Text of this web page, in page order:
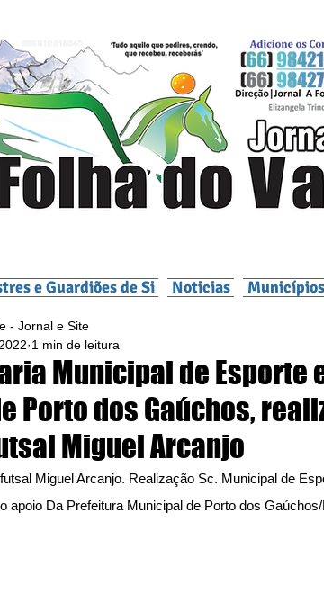
e Guardiões de Si Noticias Municípios
Municipal de Esporte
Porto dos Gaúchos,
Miguel Arcanjo
- Jornal e Site
1 min de leitura
Miguel Arcanjo. Realização Sc. Municipal de
apoio Da Prefeitura Municipal de Porto dos Gaúchos/